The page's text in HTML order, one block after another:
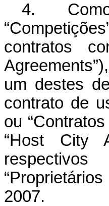
4. Como
contratos
um destes
contrato de
ou
“Host City
2007.